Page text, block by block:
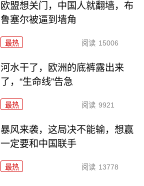
欧盟想关门，中国人就翻墙，布
鲁塞尔被逼到墙角
最热 阅读 15006
河水干了，欧洲的底裤露出来
了，“生命线”告急
最热 阅读 9921
暴风来袭，这局决不能输，想赢
一定要和中国联手
最热 阅读 13778